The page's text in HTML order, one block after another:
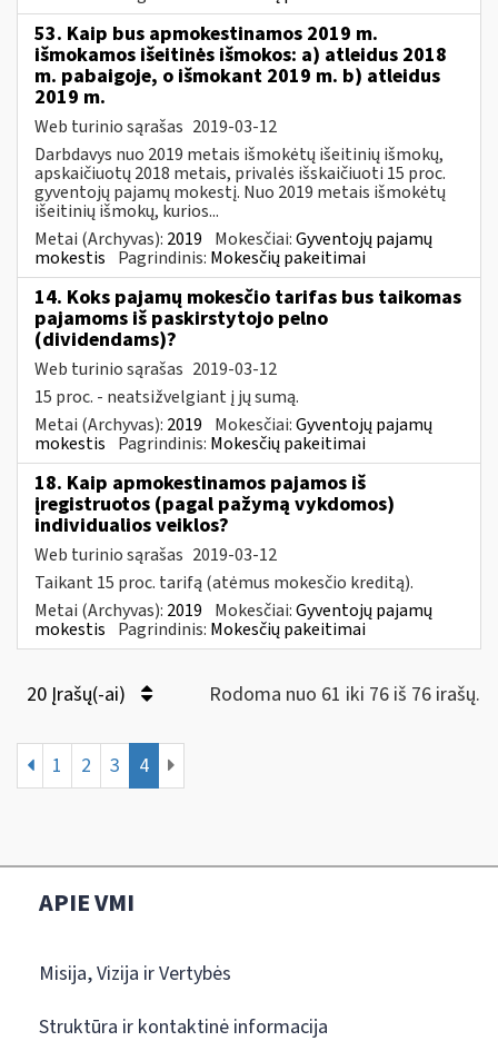
53. Kaip bus apmokestinamos 2019 m.
išmokamos išeitinės išmokos: a) atleidus 2018
m. pabaigoje, o išmokant 2019 m. b) atleidus
2019 m.
Web turinio sąrašas 2019-03-12
Darbdavys nuo 2019 metais išmokėtų išeitinių išmokų,
apskaičiuotų 2018 metais, privalės išskaičiuoti 15 proc.
gyventojų pajamų mokestį. Nuo 2019 metais išmokėtų
išeitinių išmokų, kurios...
Metai (Archyvas): 2019 Mokesčiai:Gyventojų pajamų
mokestis Pagrindinis: Mokesčių pakeitimai
14. Koks pajamų mokesčio tarifas bus taikomas
pajamoms iš paskirstytojo pelno
(dividendams)?
Web turinio sąrašas 2019-03-12
15 proc. - neatsižvelgiant į jų sumą.
Metai (Archyvas): 2019 Mokesčiai:Gyventojų pajamų
mokestis Pagrindinis: Mokesčių pakeitimai
18. Kaip apmokestinamos pajamos iš
įregistruotos (pagal pažymą vykdomos)
individualios veiklos?
Web turinio sąrašas 2019-03-12
Taikant 15 proc. tarifą (atėmus mokesčio kreditą).
Metai (Archyvas): 2019 Mokesčiai:Gyventojų pajamų
mokestis Pagrindinis: Mokesčių pakeitimai
20 Įrašų(-ai) Rodoma nuo 61 iki 76 iš 76 irašų.
1 2 3 4
APIE VMI
Misija, Vizija ir Vertybės
Struktūra ir kontaktinė informacija